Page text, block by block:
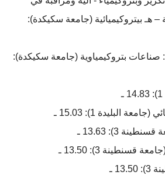
– ھـ بیتروكیمیائیة (جامعة سكيكدة):
صناعات بتروكيمياوية (جامعة سكيكدة):
البليدة 1): 15.03 ـ
3): 13.63 ـ
قسنطينة 3): 13.50 ـ
ـ